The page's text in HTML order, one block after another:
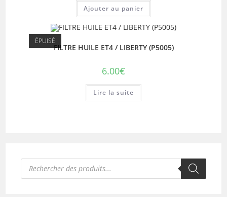
Ajouter au panier
ÉPUISÉ
FILTRE HUILE ET4 / LIBERTY (P5005)
6.00€
Lire la suite
Recherche
produits